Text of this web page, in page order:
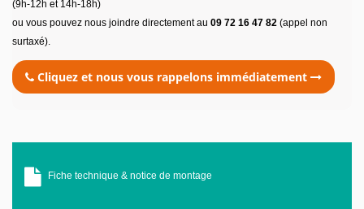
(9h-12h et 14h-18h)
ou vous pouvez nous joindre directement au 09 72 16 47 82 (appel non
surtaxé).
Cliquez et nous vous rappelons immédiatement
Fiche technique & notice de montage